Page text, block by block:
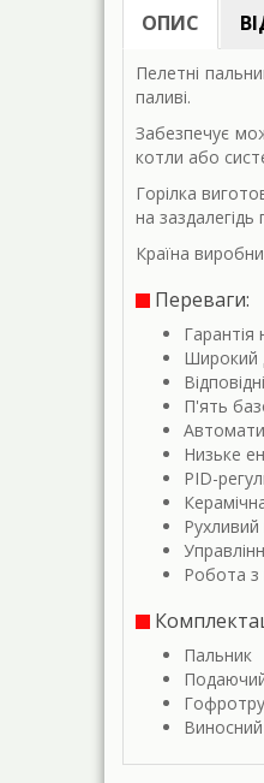
ОПИС
Пелетні
паливі.
Забезпечує
котли або
Горілка
на
Країна
Переваги:
Гарантія
Широкий
П'ять
Низьке
PID-
Рухливий
Робота з
Пальник